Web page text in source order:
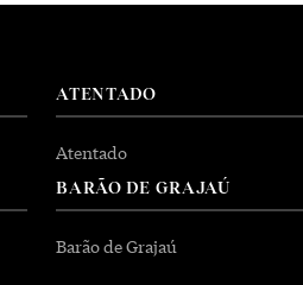
ATENTADO
Atentado
BARÃO DE GRAJAÚ
Barão de Grajaú